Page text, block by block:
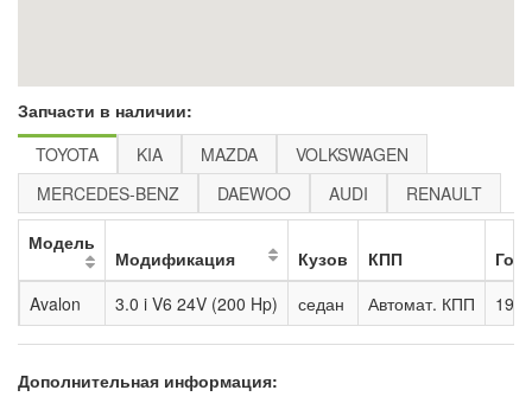
Запчасти в наличии:
TOYOTA
KIA MAZDA
VOLKSWAGEN
MERCEDES-BENZ
DAEWOO AUDI RENAULT
Модель
Модификация Кузов КПП
Avalon
3.0 i V6 24V (200 Hp) седан Автомат. КПП
Дополнительная информация: